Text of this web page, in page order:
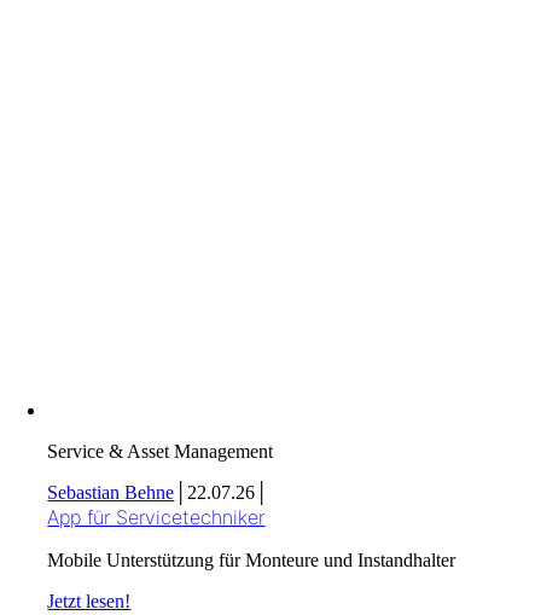
Service & Asset Management
Sebastian Behne
22.07.26
App für Servicetechniker
Mobile Unterstützung für Monteure und Instandhalter
Jetzt lesen!